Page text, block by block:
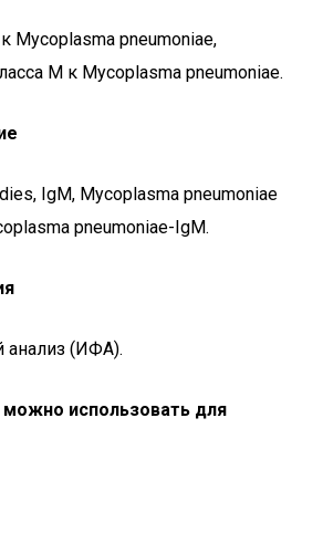
Mycoplasma pneumoniae,
M к Mycoplasma pneumoniae.
IgM, Mycoplasma pneumoniae
pneumoniae-IgM.
(ИФА).
использовать для